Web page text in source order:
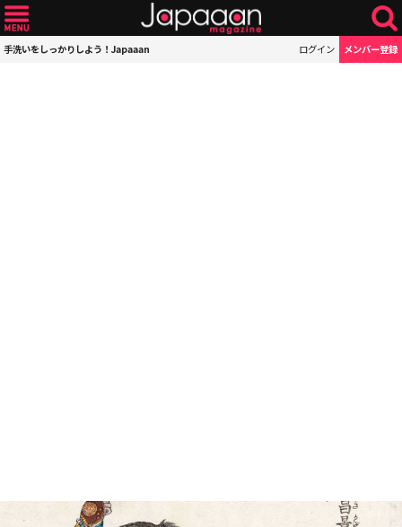
手洗いをしっかりしよう！Japaaan ログイン メンバー登録